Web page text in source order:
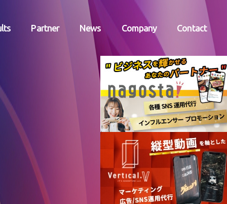
Partner News Company Contact